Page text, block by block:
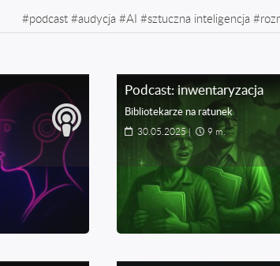
#podcast #audycja #AI #sztuczna inteligencja #
Podcast: inwentaryzacja
Bibliotekarze na ratunek
30.05.2025 | 9 m.